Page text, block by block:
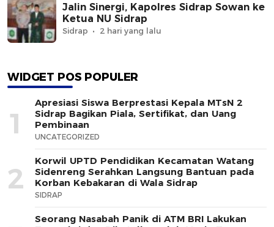
Jalin Sinergi, Kapolres Sidrap Sowan ke
Ketua NU Sidrap
Sidrap 2 hari yang lalu
WIDGET POS POPULER
1
Apresiasi Siswa Berprestasi Kepala MTsN 2
Sidrap Bagikan Piala, Sertifikat, dan Uang
Pembinaan
UNCATEGORIZED
2
Korwil UPTD Pendidikan Kecamatan Watang
Sidenreng Serahkan Langsung Bantuan pada
Korban Kebakaran di Wala Sidrap
SIDRAP
Seorang Nasabah Panik di ATM BRI Lakukan